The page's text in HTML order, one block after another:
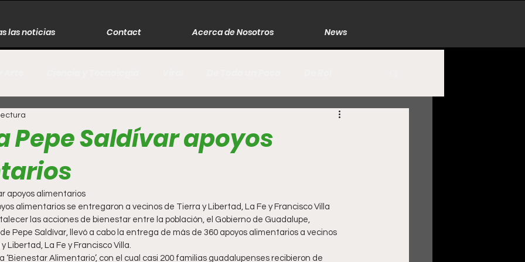
las noticias Contact Acerca de Nosotros News
Naturaleza
Literatura
Espectáculos Economía David Monreal Ávila
Pepe Saldívar apoyos
apoyos alimentarios
alimentarios se entregaron a vecinos de Tierra y Libertad, La Fe y Francisco Villa
las acciones de bienestar entre la población, el Gobierno de Guadalupe,
Pepe Saldívar, llevó a cabo la entrega de más de 360 apoyos alimentarios a vecinos
Libertad, La Fe y Francisco Villa.
‘Bienestar Alimentario’, con el cual casi 200 familias guadalupenses recibieron de